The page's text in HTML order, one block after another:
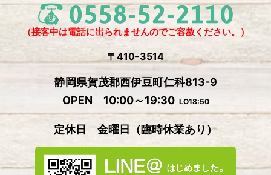
2024年10月(1)
2024年9月(5)
2024年8月 (1)
2024年6月(4)
2024年5月(4)
2024年4月 (2)
2024年3月(5)
（接客中は電話に出られませんのでご容赦ください。）
〒410-3514
静岡県賀茂郡西伊豆町仁科813-9
OPEN 10:00～19:30 LO18:50
定休日 金曜日 （臨時休業あり）